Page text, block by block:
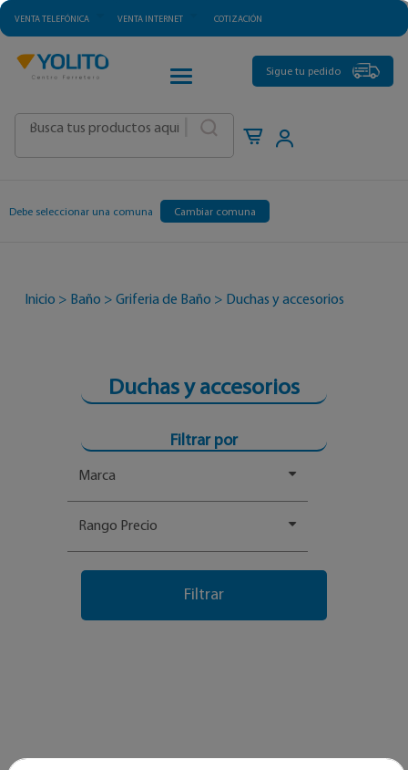
VENTA TELEFÓNICA VENTA INTERNET COTIZACIÓN
CATEGORÍAS
Sigue tu pedido
Debe seleccionar una comuna Cambiar comuna
Inicio > Baño > Griferia de Baño > Duchas y accesorios
Duchas y accesorios
Filtrar por
Marca
Rango Precio